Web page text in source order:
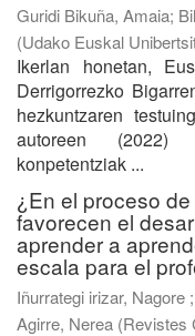
Guridi Bikuña, Amaia;
(Udako Euskal
Ikerlan honetan,
Derrigorrezko
hezkuntzaren
autoreen (2022)
konpetentziak ...
¿En el proceso
favorecen el
aprender a
escala para el
Iñurrategi irizar, Nagore ;
Agirre, Nerea (Revistes